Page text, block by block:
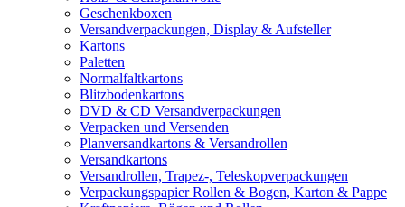
Geschenkboxen
Versandverpackungen, Display & Aufsteller
Kartons
Paletten
Normalfaltkartons
Blitzbodenkartons
DVD & CD Versandverpackungen
Verpacken und Versenden
Planversandkartons & Versandrollen
Versandkartons
Versandrollen, Trapez-, Teleskopverpackungen
Verpackungspapier Rollen & Bogen, Karton & Pappe